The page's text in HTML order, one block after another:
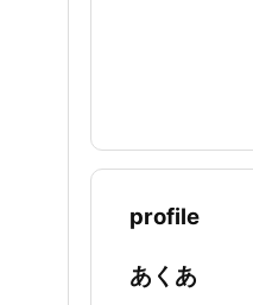
profile
あくあ